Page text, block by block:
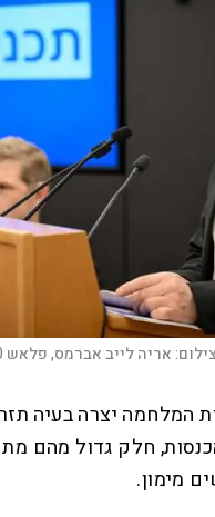
צילום:אריה לייב אברמס, פלאש 90
המלחמה יצרה בעיה
חלק גדול מהם
מימון.